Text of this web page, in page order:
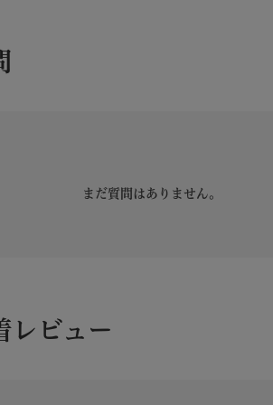
まだ質問はありません。
レビュー